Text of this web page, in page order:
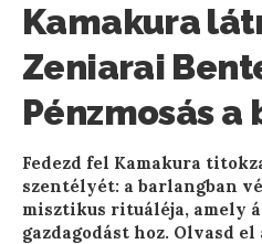
Kamakura
Zeniarai
Pénzmosás
Fedezd fel Kamakura
szentélyét: a barlangban
misztikus rituáléja, amely
gazdagodást hoz. Olvasd